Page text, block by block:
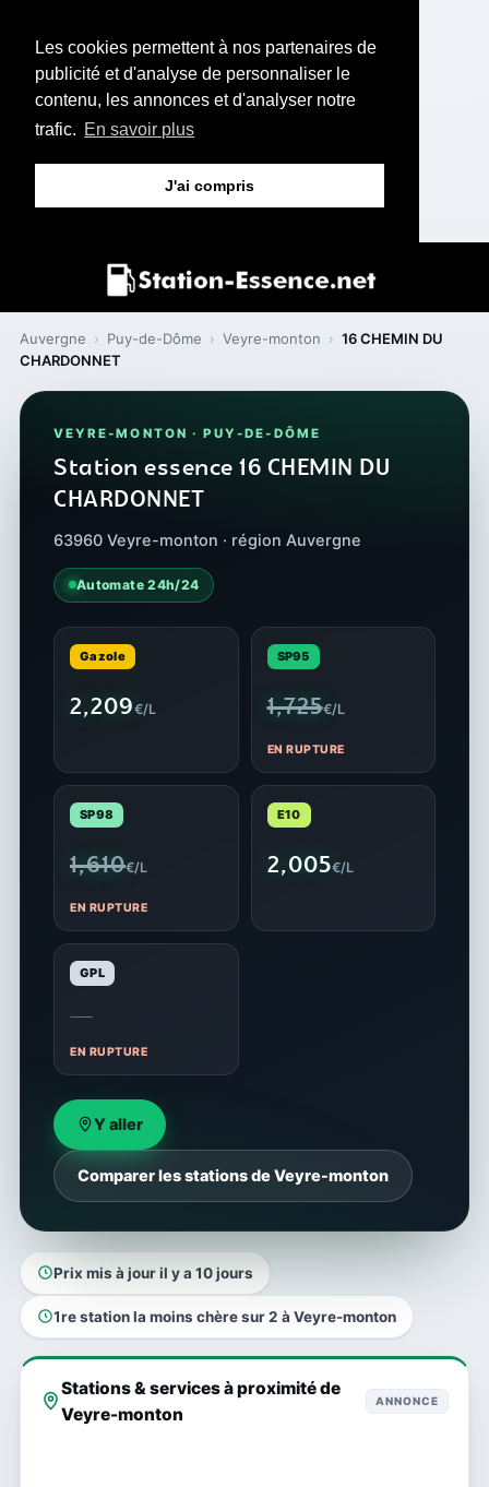
Les cookies permettent à nos partenaires de
publicité et d'analyse de personnaliser le
contenu, les annonces et d'analyser notre
trafic. En savoir plus
J'ai compris
Auvergne › Puy-de-Dôme › Veyre-monton › 16 CHEMIN DU
CHARDONNET
VEYRE-MONTON · PUY-DE-DÔME
Station essence 16 CHEMIN DU
CHARDONNET
63960 Veyre-monton · région Auvergne
Automate 24h/24
Gazole
2,209€/L
SP95
1,725€/L
EN RUPTURE
SP98
1,610€/L
EN RUPTURE
E10
2,005€/L
GPL
—
EN RUPTURE
Y aller
Comparer les stations de Veyre-monton
Prix mis à jour il y a 10 jours
1re station la moins chère sur 2 à Veyre-monton
Stations & services à proximité de
Veyre-monton
ANNONCE